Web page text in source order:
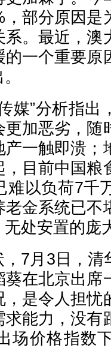
部分原因是
。最近，澳
一个重要原
媒”分析指出
加恶劣，随
一触即溃；
目前中国粮
难以负荷7千
金系统已不
处安置的庞
7月3日，清
在北京出席
是令人担忧
能力，没有
场价格指数